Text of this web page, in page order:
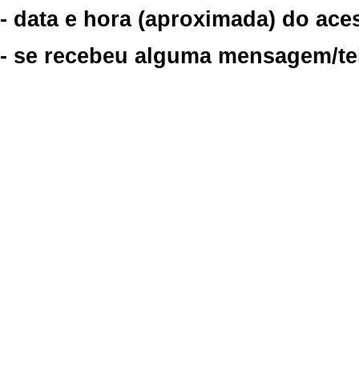
- data e hora (aproximada) do
- se recebeu alguma mensagem/